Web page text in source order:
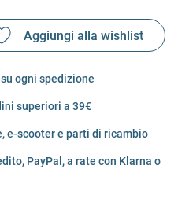
ogni spedizione
superiori a 39€
e-scooter e parti di ricambio
PayPal, a rate con Klarna o